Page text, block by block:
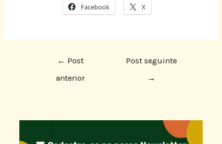
Facebook X
← Post
anterior
Post seguinte
→